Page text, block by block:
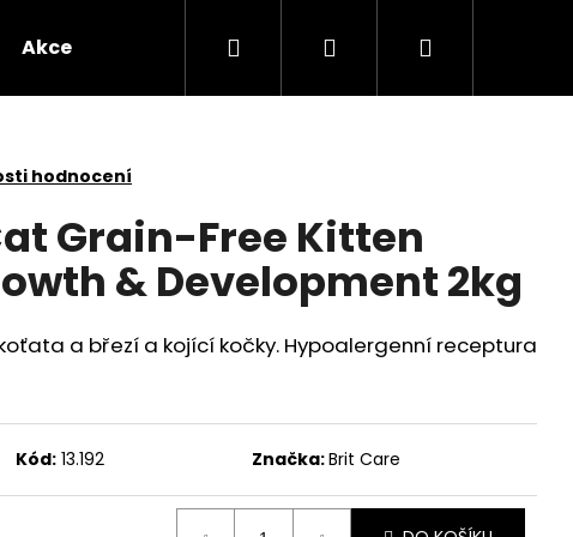
Akce Kontakty
Hledat PřihlášeníNákupní
hodnocení
Grain-Free Kitten
& Development 2kg
a březí a kojící kočky. Hypoalergenní receptura
Kód: 13.192 Značka:Brit Care
Následující